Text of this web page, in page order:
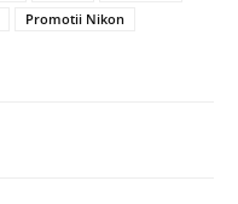
Promotii Nikon